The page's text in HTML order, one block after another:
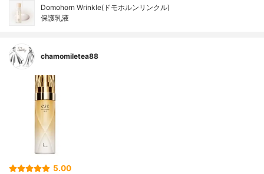
Domohorn Wrinkle(ドモホルンリンクル)
保護乳液
chamomiletea88
5.00